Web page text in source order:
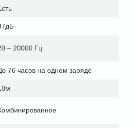
– 20000 Гц
76 часов на одном заряде